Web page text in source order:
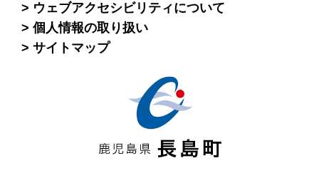
ウェブアクセシビリティについて
個人情報の取り扱い
サイトマップ